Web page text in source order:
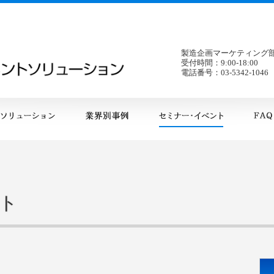
Sphera リスクマネジメント・ソリューション
製造企画マーケティング
受付時間：9:00-18:00
電話番号：03-5342-1046